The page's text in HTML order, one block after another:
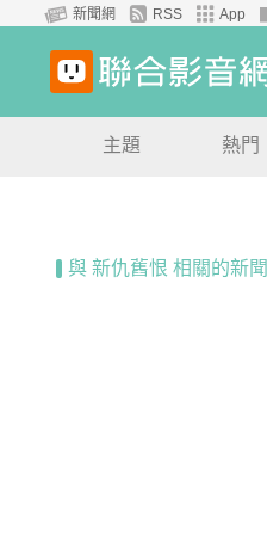
新聞網 RSS App
主題 熱門
與 新仇舊恨 相關的新聞